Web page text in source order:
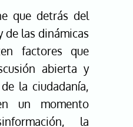
que detrás del
de las dinámicas
factores que
abierta y
la ciudadanía,
un momento
la